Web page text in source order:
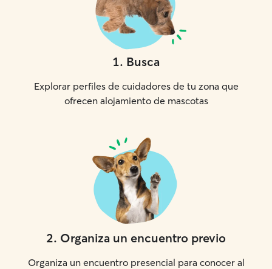
1. Busca
Explorar perfiles de cuidadores de tu zona que
ofrecen alojamiento de mascotas
2. Organiza un encuentro previo
Organiza un encuentro presencial para conocer al